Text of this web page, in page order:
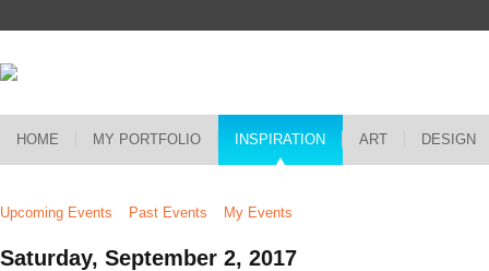
HOME MY PORTFOLIO INSPIRATION ART DESIGN
Upcoming Events Past Events My Events
Saturday, September 2, 2017